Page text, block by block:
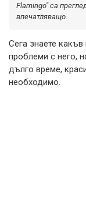
Flamingo" са
впечатляващо.
Сега знаете
проблеми с него,
дълго време,
необходимо.